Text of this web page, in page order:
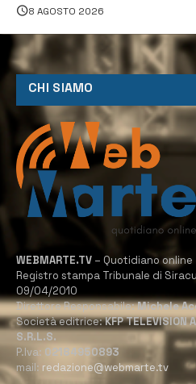
Servizio Legale
8 AGOSTO 2026
CHI SIAMO
WEBMARTE.TV – Quotidiano online
Registro stampa Tribunale di
09/04/2010
Direttore Responsabile:Michele
Società editrice:KFP TELEVISION
S.R.L.S.
P.Iva: 02184950893
mail: redazione@webmarte.tv